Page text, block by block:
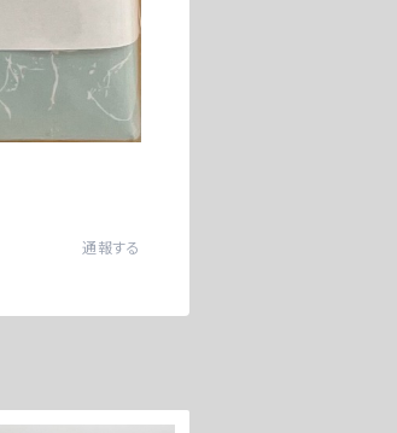
通報する